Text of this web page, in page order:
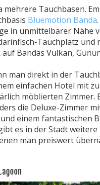
mehrere Tauchbasen.
Bluemotion Banda
in unmittelbarer Nähe
Tauchplatz und
Bandas Vulkan,
man direkt in der
einfachen Hotel mit
möblierten Zimmer.
die Deluxe-Zimmer
einem fantastischen
es in der Stadt weitere
man preiswert